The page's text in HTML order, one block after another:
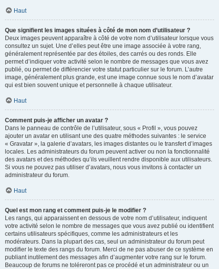
Haut
Que signifient les images situées à côté de mon nom d’utilisateur ?
Deux images peuvent apparaître à côté de votre nom d’utilisateur lorsque vous
consultez un sujet. Une d’elles peut être une image associée à votre rang,
généralement représentée par des étoiles, des carrés ou des ronds. Elle
permet d’indiquer votre activité selon le nombre de messages que vous avez
publié, ou permet de différencier votre statut particulier sur le forum. L’autre
image, généralement plus grande, est une image connue sous le nom d’avatar
qui est bien souvent unique et personnelle à chaque utilisateur.
Haut
Comment puis-je afficher un avatar ?
Dans le panneau de contrôle de l’utilisateur, sous « Profil », vous pouvez
ajouter un avatar en utilisant une des quatre méthodes suivantes : le service
« Gravatar », la galerie d’avatars, les images distantes ou le transfert d’images
locales. Les administrateurs du forum peuvent activer ou non la fonctionnalité
des avatars et des méthodes qu’ils veuillent rendre disponible aux utilisateurs.
Si vous ne pouvez pas utiliser d’avatars, nous vous invitons à contacter un
administrateur du forum.
Haut
Quel est mon rang et comment puis-je le modifier ?
Les rangs, qui apparaissent en dessous de votre nom d’utilisateur, indiquent
votre activité selon le nombre de messages que vous avez publié ou identifient
certains utilisateurs spécifiques, comme les administrateurs et les
modérateurs. Dans la plupart des cas, seul un administrateur du forum peut
modifier le texte des rangs du forum. Merci de ne pas abuser de ce système en
publiant inutilement des messages afin d’augmenter votre rang sur le forum.
Beaucoup de forums ne toléreront pas ce procédé et un administrateur ou un